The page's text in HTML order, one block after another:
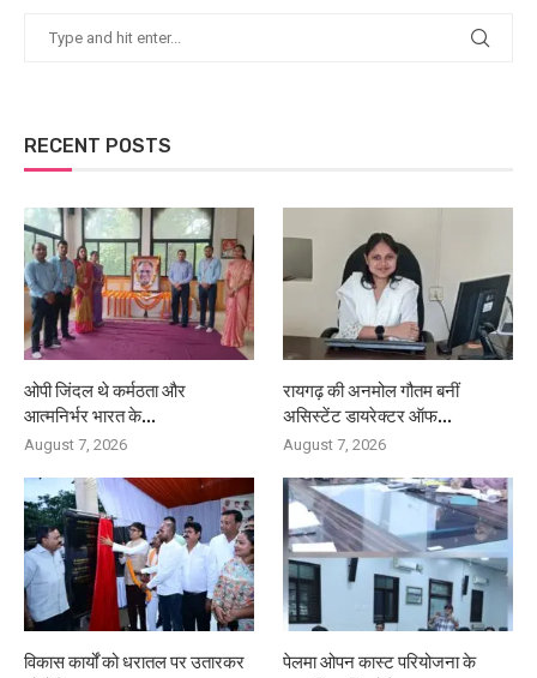
RECENT POSTS
ओपी जिंदल थे कर्मठता और
आत्मनिर्भर भारत के...
August 7, 2026
रायगढ़ की अनमोल गौतम बनीं
असिस्टेंट डायरेक्टर ऑफ...
August 7, 2026
विकास कार्यों को धरातल पर उतारकर
पेलमा ओपन कास्ट परियोजना के